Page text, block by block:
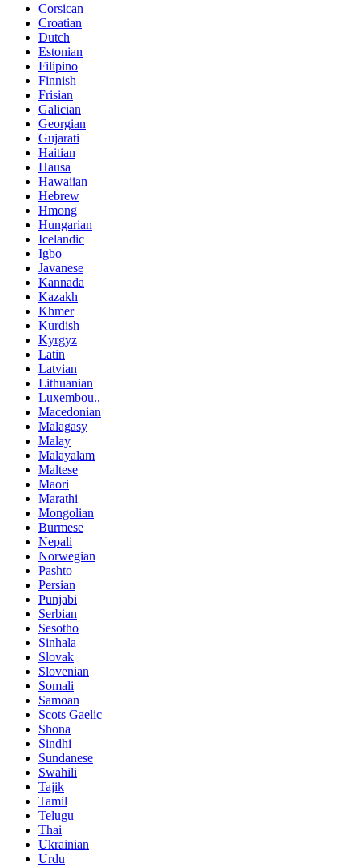
Corsican
Croatian
Dutch
Estonian
Filipino
Finnish
Frisian
Galician
Georgian
Gujarati
Haitian
Hausa
Hawaiian
Hebrew
Hmong
Hungarian
Icelandic
Igbo
Javanese
Kannada
Kazakh
Khmer
Kurdish
Kyrgyz
Latin
Latvian
Lithuanian
Luxembou..
Macedonian
Malagasy
Malay
Malayalam
Maltese
Maori
Marathi
Mongolian
Burmese
Nepali
Norwegian
Pashto
Persian
Punjabi
Serbian
Sesotho
Sinhala
Slovak
Slovenian
Somali
Samoan
Scots Gaelic
Shona
Sindhi
Sundanese
Swahili
Tajik
Tamil
Telugu
Thai
Ukrainian
Urdu